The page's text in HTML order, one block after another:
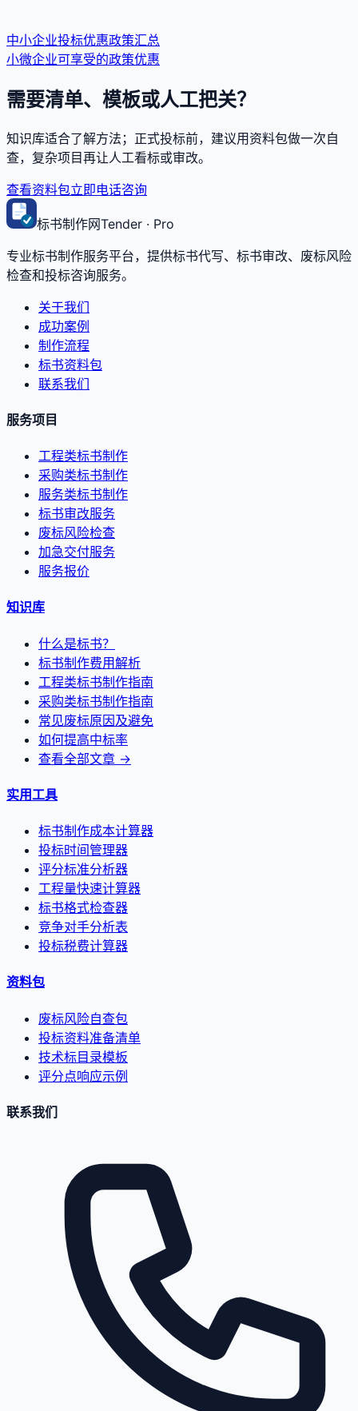
中小企业投标优惠政策汇总
小微企业可享受的政策优惠
需要清单、模板或人工把关？
知识库适合了解方法；正式投标前，建议用资料包做一次自
查，复杂项目再让人工看标或审改。
查看资料包立即电话咨询
标书制作网Tender · Pro
专业标书制作服务平台，提供标书代写、标书审改、废标风险
检查和投标咨询服务。
关于我们
成功案例
制作流程
标书资料包
联系我们
服务项目
工程类标书制作
采购类标书制作
服务类标书制作
标书审改服务
废标风险检查
加急交付服务
服务报价
知识库
什么是标书？
标书制作费用解析
工程类标书制作指南
采购类标书制作指南
常见废标原因及避免
如何提高中标率
查看全部文章 →
实用工具
标书制作成本计算器
投标时间管理器
评分标准分析器
工程量快速计算器
标书格式检查器
竞争对手分析表
投标税费计算器
资料包
废标风险自查包
投标资料准备清单
技术标目录模板
评分点响应示例
联系我们